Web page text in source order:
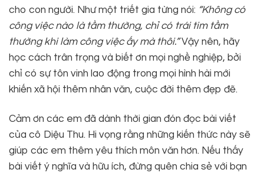
cho con người. Như một triết gia từng nói: “Không có
công việc nào là tầm thường, chỉ có trái tim tầm
thường khi làm công việc ấy mà thôi.”Vậy nên, hãy
học cách trân trọng và biết ơn mọi nghề nghiệp, bởi
chỉ có sự tôn vinh lao động trong mọi hình hài mới
khiến xã hội thêm nhân văn, cuộc đời thêm đẹp đẽ.
Cảm ơn các em đã dành thời gian đón đọc bài viết
của cô Diệu Thu. Hi vọng rằng những kiến thức này sẽ
giúp các em thêm yêu thích môn văn hơn. Nếu thấy
bài viết ý nghĩa và hữu ích, đừng quên chia sẻ với bạn